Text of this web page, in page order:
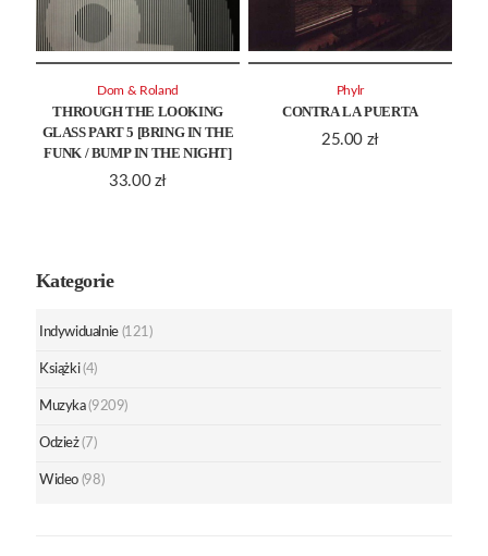
THROUGH THE LOOKING
GLASS PART 5 [BRING IN THE
FUNK / BUMP IN THE NIGHT]
33.00 zł
Dom & Roland
CONTRA LA PUERTA
25.00 zł
Phylr
Kategorie
Indywidualnie (121)
Książki (4)
Muzyka (9209)
Odzież (7)
Wideo (98)